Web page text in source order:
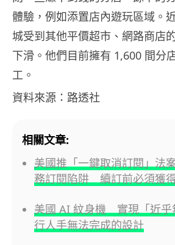
體驗，例如添置店內遊玩區域。
城受到其他平價超市、網路商店
下滑。他們目前擁有 1,600 間分
工。
資料來源：路透社
相關文章:
美國推「一鍵取消訂閱」法
務訂閱陷阱 續訂前必須獲
美國 AI 紋身機 實現「近
行人手無法完成的設計